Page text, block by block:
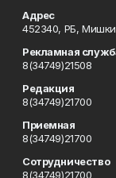
Адрес
452340, РБ,
Рекламная
8(34749)21508
Редакция
8(34749)21700
Приемная
8(34749)21700
Сотрудничество
8(34749)21700